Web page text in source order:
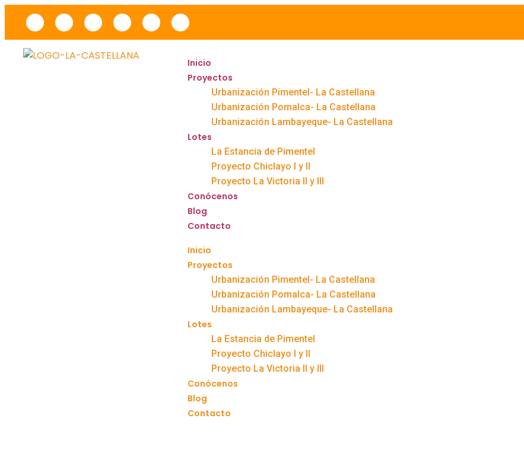
Inicio
Proyectos
Urbanización Pimentel- La Castellana
Urbanización Pomalca- La Castellana
Urbanización Lambayeque- La Castellana
Lotes
La Estancia de Pimentel
Proyecto Chiclayo I y II
Proyecto La Victoria II y III
Conócenos
Blog
Contacto
Inicio
Proyectos
Urbanización Pimentel- La Castellana
Urbanización Pomalca- La Castellana
Urbanización Lambayeque- La Castellana
Lotes
La Estancia de Pimentel
Proyecto Chiclayo I y II
Proyecto La Victoria II y III
Conócenos
Blog
Contacto